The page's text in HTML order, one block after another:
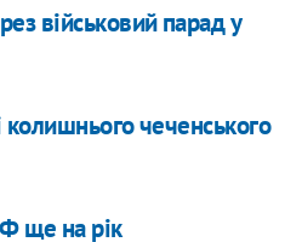
військовий парад у
чеченського
ще на рік